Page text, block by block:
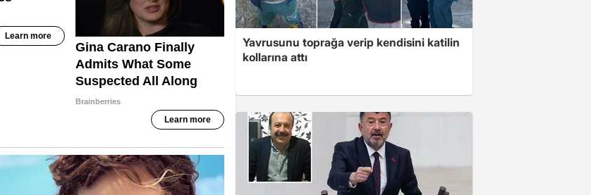
Yavrusunu toprağa verip kendisini katilin
kollarına attı